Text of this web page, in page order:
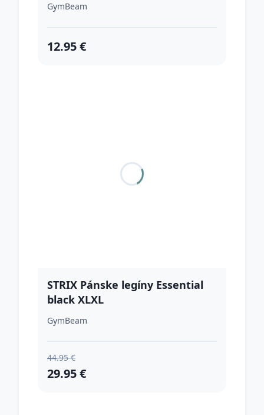
GymBeam
12.95 €
STRIX Pánske legíny Essential
black XLXL
GymBeam
44.95 €
29.95 €